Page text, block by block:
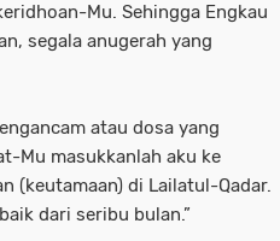
Mu. Sehingga Engkau
segala anugerah yang
atau dosa yang
Mu masukkanlah aku ke
(keutamaan) di Lailatul-Qadar.
dari seribu bulan.”